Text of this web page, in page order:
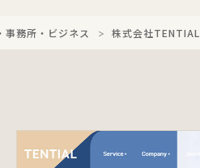
事務所・ビジネス 株式会社TENTIAL